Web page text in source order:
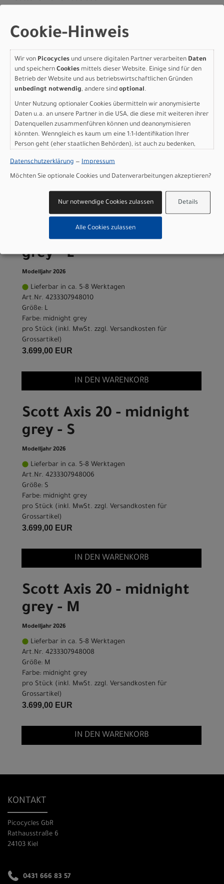
Display: Bosch System Controller, Intuvia 100, Mini
Gewicht: 28,3 kg
Zulässiges Gesamtgewicht: 160 kg
Herstellerdaten gem. GPSR
Marke SCOTT:Scott Sports AG Niederlassung Deutschland
85748 Garching-­Hochbrück
+49 (0) 89 898 78 36 ­ 0
scott­de@scott­sports.de
Varianten
Scott Axis 20 - midnight
grey - L
Modelljahr 2026
Lieferbar in ca. 5-8 Werktagen
Art.Nr. 4233307948010
Größe: L
Farbe: midnight grey
pro Stück (inkl. MwSt. zzgl. Versandkosten für
Grossartikel)
3.699,00 EUR
IN DEN WARENKORB
Scott Axis 20 - midnight
grey - S
Modelljahr 2026
Lieferbar in ca. 5-8 Werktagen
Art.Nr. 4233307948006
Größe: S
Farbe: midnight grey
pro Stück (inkl. MwSt. zzgl. Versandkosten für
Grossartikel)
3.699,00 EUR
IN DEN WARENKORB
Scott Axis 20 - midnight
grey - M
Modelljahr 2026
Lieferbar in ca. 5-8 Werktagen
Art.Nr. 4233307948008
Größe: M
Farbe: midnight grey
pro Stück (inkl. MwSt. zzgl. Versandkosten für
Grossartikel)
3.699,00 EUR
IN DEN WARENKORB
KONTAKT
Picocycles GbR
Rathausstraße 6
24103 Kiel
0431 666 83 57
Cookie-Hinweis
Wir von Picocycles und unsere digitalen Partner verarbeiten Daten
und speichern Cookies mittels dieser Website. Einige sind für den
Betrieb der Website und aus betriebswirtschaftlichen Gründen
unbedingt notwendig, andere sind optional.
Unter Nutzung optionaler Cookies übermitteln wir anonymisierte
Daten u.a. an unsere Partner in die USA, die diese mit weiteren ihrer
Datenquellen zusammenführen können und deanonymisieren
könnten. Wenngleich es kaum um eine 1:1-Identifikation Ihrer
Person geht (eher staatlichen Behörden), ist auch zu bedenken,
sind wie bei uns in der Europäischen Union.
Datenschutzerklärung — Impressum
Möchten Sie optionale Cookies und Datenverarbeitungen akzeptieren?
Details
Nur notwendige Cookies zulassen
Alle Cookies zulassen